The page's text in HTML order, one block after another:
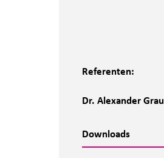
Referenten:
Dr. Alexander Grau
Downloads